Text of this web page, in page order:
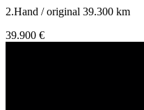
2.Hand / original 39.300 km
39.900 €